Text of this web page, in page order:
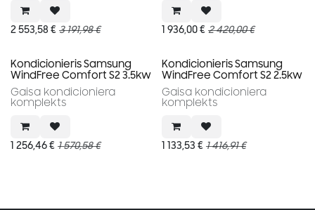
2 553,58 € 3 191,98€ 1 936,00€ 2 420,00€
Kondicionieris Samsung
WindFree Comfort S2 3.5kw
Gaisa kondicioniera
komplekts
1 256,46€ 1 570,58€
Kondicionieris Samsung
WindFree Comfort S2 2.5kw
Gaisa kondicioniera
komplekts
1 133,53 € 1 416,91€